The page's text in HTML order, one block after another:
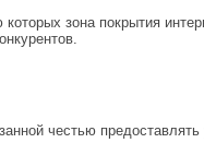
зона покрытия
честью